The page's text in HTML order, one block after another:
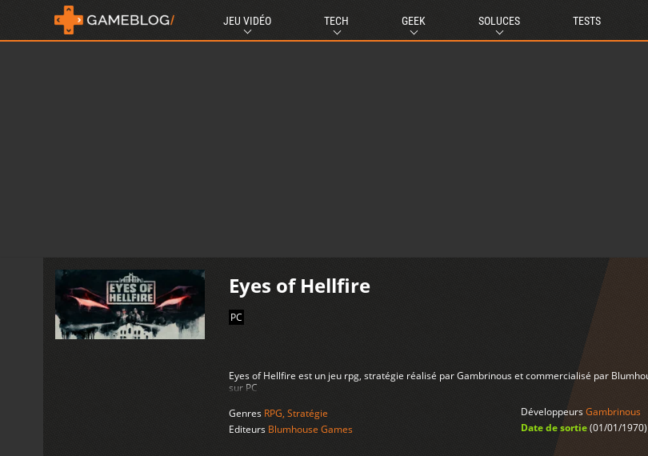
JEU VIDÉO TECH GEEK SOLUCES TESTS
Eyes of Hellfire
PC
Eyes of Hellfire est un jeu rpg, stratégie réalisé par Gambrinous et commercialisé par
sur PC
Genres RPG, Stratégie
Editeurs Blumhouse Games
DéveloppeursGambrinous
Date de sortie(01/01/1970)